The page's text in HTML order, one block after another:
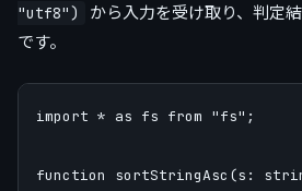
"utf8")
から入力を受け取り、判定
です。
import * as fs from "fs";
function sortStringAsc(s: